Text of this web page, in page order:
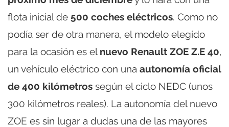
flota inicial de 500 coches eléctricos. Como no
podía ser de otra manera, el modelo elegido
para la ocasión es el nuevo Renault ZOE Z.E 40,
un vehículo eléctrico con una autonomía oficial
de 400 kilómetros según el ciclo NEDC (unos
300 kilómetros reales). La autonomía del nuevo
ZOE es sin lugar a dudas una de las mayores